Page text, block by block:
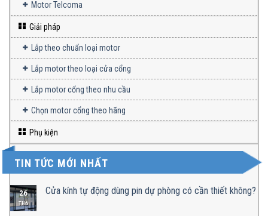
Motor Telcoma
Giải pháp
Lắp theo chuẩn loại motor
Lắp motor theo loại cửa cổng
Lắp motor cổng theo nhu cầu
Chọn motor cổng theo hãng
Phụ kiện
TIN TỨC MỚI NHẤT
26
TH6
Cửa kính tự động dùng pin dự phòng có cần thiết không?